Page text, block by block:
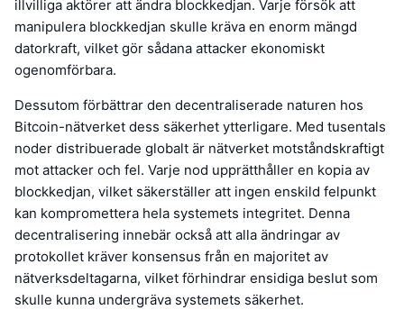
illvilliga aktörer att ändra blockkedjan. Varje försök att
manipulera blockkedjan skulle kräva en enorm mängd
datorkraft, vilket gör sådana attacker ekonomiskt
ogenomförbara.
Dessutom förbättrar den decentraliserade naturen hos
Bitcoin-nätverket dess säkerhet ytterligare. Med tusentals
noder distribuerade globalt är nätverket motståndskraftigt
mot attacker och fel. Varje nod upprätthåller en kopia av
blockkedjan, vilket säkerställer att ingen enskild felpunkt
kan kompromettera hela systemets integritet. Denna
decentralisering innebär också att alla ändringar av
protokollet kräver konsensus från en majoritet av
nätverksdeltagarna, vilket förhindrar ensidiga beslut som
skulle kunna undergräva systemets säkerhet.